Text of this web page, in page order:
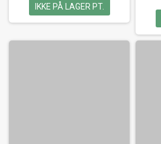
IKKE PÅ LAGER PT.